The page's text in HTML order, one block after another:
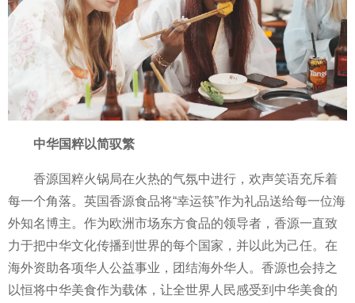
中华国粹以简驭繁
香源国粹火锅局在火热的气氛中进行，欢声笑语充斥着
每一个角落。英国香源食品将“幸运筷”作为礼品送给每一位海
外知名博主。作为欧洲市场东方食品的领导者，香源一直致
力于把中华文化传播到世界的每个国家 ，并以此为己任。在
海外资助各项华人公益事业，团结海外华人。香源也会持之
以恒将中华美食作为载体，让全世界人民感受到中华美食的